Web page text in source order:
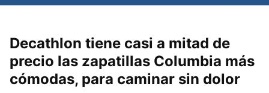
Decathlon tiene casi a mitad de
precio las zapatillas Columbia más
cómodas, para caminar sin dolor